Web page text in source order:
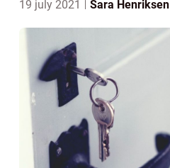
19 july 2021 Sara Henriksen